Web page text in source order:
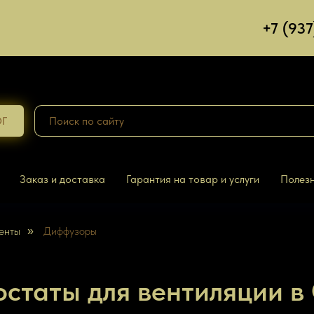
+7
Заказ и доставка Гарантия на товар и услуги
» Диффузоры
для вентиляции